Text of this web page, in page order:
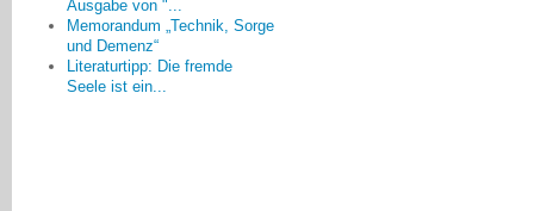
Ausgabe von "...
Memorandum „Technik, Sorge
und Demenz“
Literaturtipp: Die fremde
Seele ist ein...
Erhaltung und Weiterentwicklung
von Strukturen gibt., zum Teil sind
langjährige Netzwerke zum
Erliegen gekommen